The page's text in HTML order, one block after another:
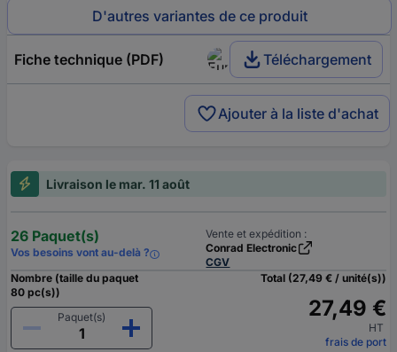
D'autres variantes de ce produit
Fiche technique (PDF) Téléchargement
Ajouter à la liste d'achat
Livraison le mar. 11 août
26 Paquet(s)
Vos besoins vont au-delà ?
Vente et expédition :
Conrad Electronic
CGV
Nombre (taille du paquet
80 pc(s))
Paquet(s)
Total (27,49 € / unité(s))
27,49 €
HT
frais de port